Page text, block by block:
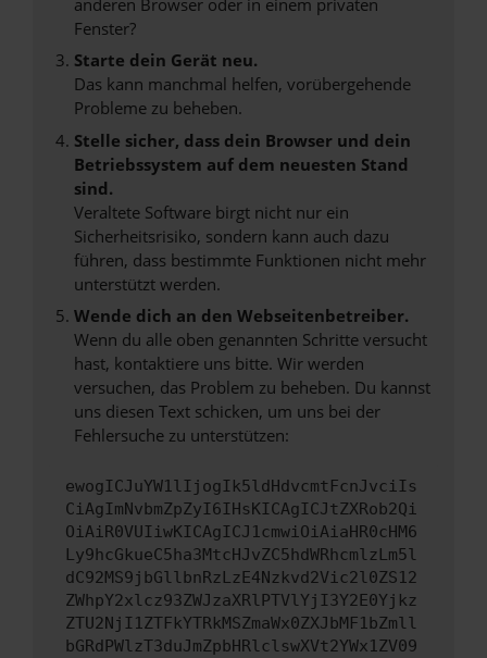
Fenster?
Starte dein Gerät neu.
Das kann manchmal helfen, vorübergehende
Probleme zu beheben.
Stelle sicher, dass dein Browser und dein
Betriebssystem auf dem neuesten Stand
sind.
Veraltete Software birgt nicht nur ein
Sicherheitsrisiko, sondern kann auch dazu
führen, dass bestimmte Funktionen nicht mehr
unterstützt werden.
Wende dich an den Webseitenbetreiber.
Wenn du alle oben genannten Schritte versucht
hast, kontaktiere uns bitte. Wir werden
versuchen, das Problem zu beheben. Du kannst
uns diesen Text schicken, um uns bei der
Fehlersuche zu unterstützen:
ewogICJuYW1lIjogIk5ldHdvcmtFcnJvciIs
CiAgImNvbmZpZyI6IHsKICAgICJtZXRob2Qi
OiAiR0VUIiwKICAgICJ1cmwiOiAiaHR0cHM6
Ly9hcGkueC5ha3MtcHJvZC5hdWRhcmlzLm5l
dC92MS9jbGllbnRzLzE4Nzkvd2Vic2l0ZS12
ZWhpY2xlcz93ZWJzaXRlPTVlYjI3Y2E0Yjkz
ZTU2NjI1ZTFkYTRkMSZmaWx0ZXJbMF1bZmll
bGRdPWlzT3duJmZpbHRlclswXVt2YWx1ZV09